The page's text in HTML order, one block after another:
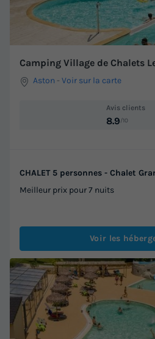
Camping Village de Chalets
Aston -Voir sur la carte
Avis clients
8.9/10
CHALET 5 personnes - Chalet
Meilleur prix pour 7 nuits
Voir les